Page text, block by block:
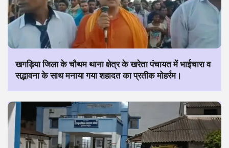
खगड़िया जिला के चौथम थाना क्षेत्र के खरेता पंचायत में भाईचारा व
सद्भावना के साथ मनाया गया शहादत का प्रतीक मोहर्रम।